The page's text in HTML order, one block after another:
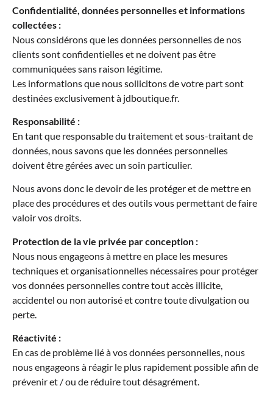
Confidentialité, données personnelles et informations
collectées :
Nous considérons que les données personnelles de nos
clients sont confidentielles et ne doivent pas être
communiquées sans raison légitime.
Les informations que nous sollicitons de votre part sont
destinées exclusivement à jdboutique.fr.
Responsabilité :
En tant que responsable du traitement et sous-traitant de
données, nous savons que les données personnelles
doivent être gérées avec un soin particulier.
Nous avons donc le devoir de les protéger et de mettre en
place des procédures et des outils vous permettant de faire
valoir vos droits.
Protection de la vie privée par conception :
Nous nous engageons à mettre en place les mesures
techniques et organisationnelles nécessaires pour protéger
vos données personnelles contre tout accès illicite,
accidentel ou non autorisé et contre toute divulgation ou
perte.
Réactivité :
En cas de problème lié à vos données personnelles, nous
nous engageons à réagir le plus rapidement possible afin de
prévenir et / ou de réduire tout désagrément.